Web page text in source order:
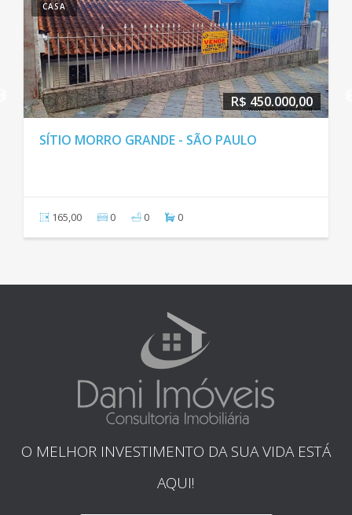
CASA
R$ 450.000,00
SÍTIO MORRO GRANDE - SÃO PAULO
165,00 0 0 0
O MELHOR INVESTIMENTO DA SUA VIDA ESTÁ
AQUI!